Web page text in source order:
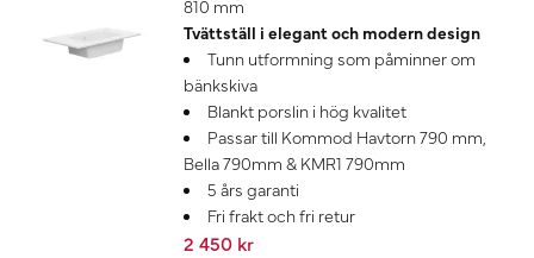
810 mm
Tvättställ i elegant och modern design
Tunn utformning som påminner om
bänkskiva
Blankt porslin i hög kvalitet
Passar till Kommod Havtorn 790 mm,
Bella 790mm & KMR1 790mm
5 års garanti
Fri frakt och fri retur
2 450 kr